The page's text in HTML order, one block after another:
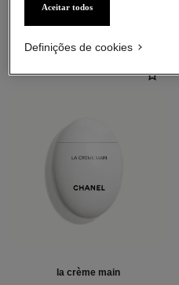
la crème main
Aceitar todos
Definições de cookies